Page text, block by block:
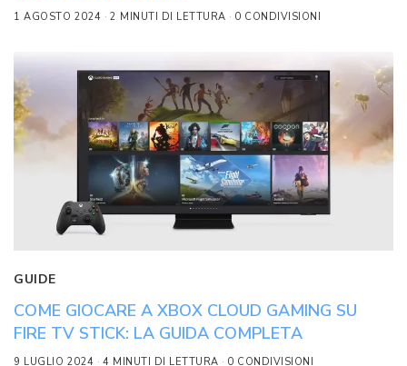
1 AGOSTO 2024 2 MINUTI DI LETTURA 0 CONDIVISIONI
GUIDE
COME GIOCARE A XBOX CLOUD GAMING SU
FIRE TV STICK: LA GUIDA COMPLETA
9 LUGLIO 2024 4 MINUTI DI LETTURA 0 CONDIVISIONI